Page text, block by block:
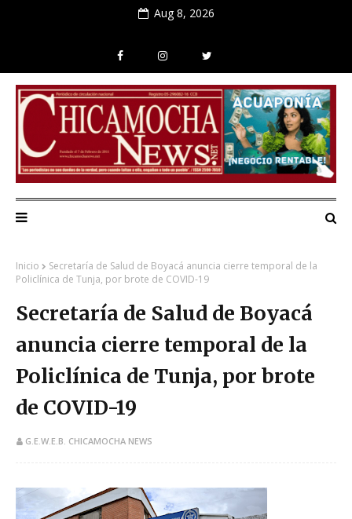
Aug 8, 2026
Inicio
Secretaría de Salud de Boyacá anuncia cierre temporal de la
Policlínica de Tunja, por brote de COVID-19
Secretaría de Salud de Boyacá
anuncia cierre temporal de la
Policlínica de Tunja, por brote
de COVID-19
G.E.W.E.B. CHICAMOCHA NEWS